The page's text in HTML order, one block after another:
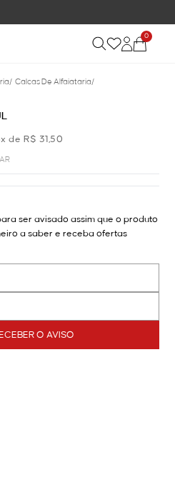
0
/ Calcas De Alfaiataria/
de R$ 31,50
ser avisado assim que o produto
a saber e receba ofertas
O AVISO